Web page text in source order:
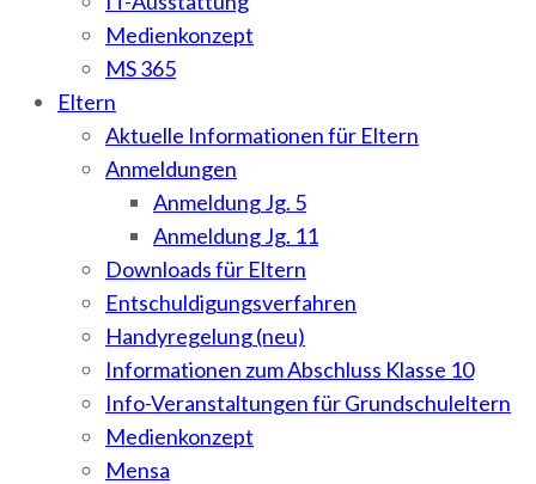
Medienkonzept
MS 365
Eltern
Aktuelle Informationen für Eltern
Anmeldungen
Anmeldung Jg. 5
Anmeldung Jg. 11
Downloads für Eltern
Entschuldigungsverfahren
Handyregelung (neu)
Informationen zum Abschluss Klasse 10
Info-Veranstaltungen für Grundschuleltern
Medienkonzept
Mensa